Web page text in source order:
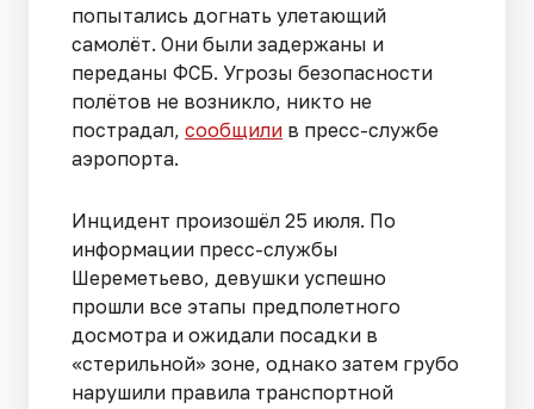
попытались догнать улетающий
самолёт. Они были задержаны и
переданы ФСБ. Угрозы безопасности
полётов не возникло, никто не
пострадал, сообщили в пресс-службе
аэропорта.
Инцидент произошёл 25 июля. По
информации пресс-службы
Шереметьево, девушки успешно
прошли все этапы предполетного
досмотра и ожидали посадки в
«стерильной» зоне, однако затем грубо
нарушили правила транспортной